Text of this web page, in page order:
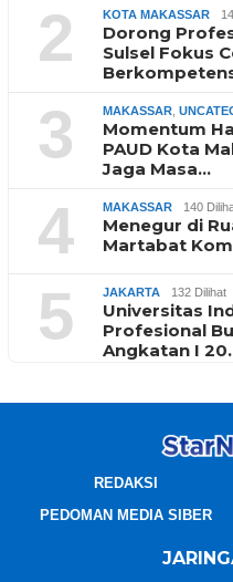
2 KOTA MAKASSAR
Dorong
Sulsel Fokus
3 MAKASSAR
Momentum
PAUD Kota
Jaga Masa…
4 MAKASSAR 140
Menegur di
Martabat
5 JAKARTA 132 Dilihat
Universitas
Profesional
Angkatan I
REDAKSI
PEDOMAN MEDIA SIBER